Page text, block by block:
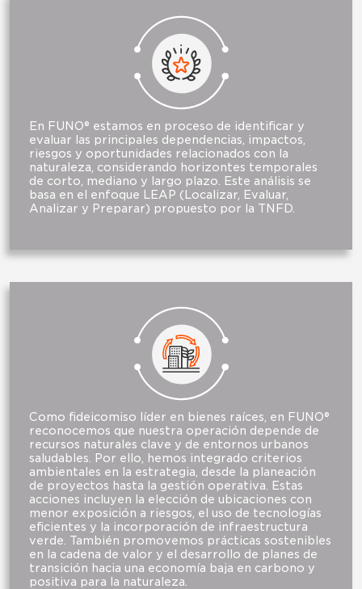
En FUNO® estamos en proceso de identificar y
evaluar las principales dependencias, impactos,
riesgos y oportunidades relacionados con la
naturaleza, considerando horizontes temporales
de corto, mediano y largo plazo. Este análisis se
basa en el enfoque LEAP (Localizar, Evaluar,
Analizar y Preparar) propuesto por la TNFD.
Como fideicomiso líder en bienes raíces, en FUNO®
reconocemos que nuestra operación depende de
recursos naturales clave y de entornos urbanos
saludables. Por ello, hemos integrado criterios
ambientales en la estrategia, desde la planeación
de proyectos hasta la gestión operativa. Estas
acciones incluyen la elección de ubicaciones con
menor exposición a riesgos, el uso de tecnologías
eficientes y la incorporación de infraestructura
verde. También promovemos prácticas sostenibles
en la cadena de valor y el desarrollo de planes de
transición hacia una economía baja en carbono y
positiva para la naturaleza.